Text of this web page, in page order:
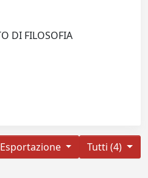
DI FILOSOFIA
Tutti (4)
Esportazione